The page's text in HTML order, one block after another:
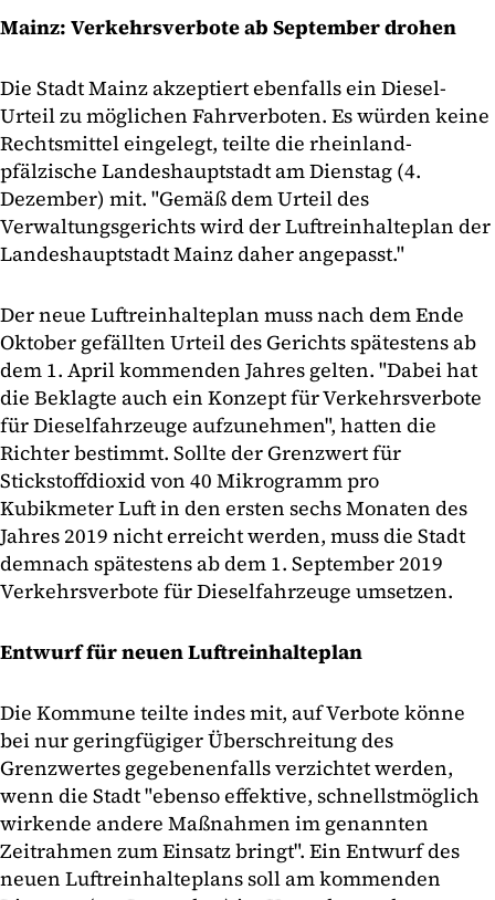
Mainz: Verkehrsverbote ab September drohen
Die Stadt Mainz akzeptiert ebenfalls ein Diesel-
Urteil zu möglichen Fahrverboten. Es würden keine
Rechtsmittel eingelegt, teilte die rheinland-
pfälzische Landeshauptstadt am Dienstag (4.
Dezember) mit. "Gemäß dem Urteil des
Verwaltungsgerichts wird der Luftreinhalteplan der
Landeshauptstadt Mainz daher angepasst."
Der neue Luftreinhalteplan muss nach dem Ende
Oktober gefällten Urteil des Gerichts spätestens ab
dem 1. April kommenden Jahres gelten. "Dabei hat
die Beklagte auch ein Konzept für Verkehrsverbote
für Dieselfahrzeuge aufzunehmen", hatten die
Richter bestimmt. Sollte der Grenzwert für
Stickstoffdioxid von 40 Mikrogramm pro
Kubikmeter Luft in den ersten sechs Monaten des
Jahres 2019 nicht erreicht werden, muss die Stadt
demnach spätestens ab dem 1. September 2019
Verkehrsverbote für Dieselfahrzeuge umsetzen.
Entwurf für neuen Luftreinhalteplan
Die Kommune teilte indes mit, auf Verbote könne
bei nur geringfügiger Überschreitung des
Grenzwertes gegebenenfalls verzichtet werden,
wenn die Stadt "ebenso effektive, schnellstmöglich
wirkende andere Maßnahmen im genannten
Zeitrahmen zum Einsatz bringt". Ein Entwurf des
neuen Luftreinhalteplans soll am kommenden